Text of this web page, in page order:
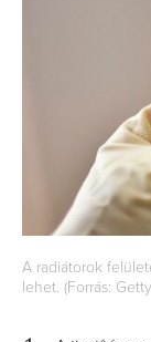
A radiátorok
lehet. (Forrás: